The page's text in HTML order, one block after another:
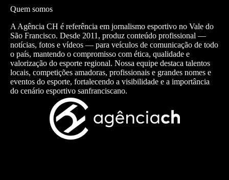
Quem somos
A Agência CH é referência em jornalismo esportivo no Vale do
São Francisco. Desde 2011, produz conteúdo profissional —
notícias, fotos e vídeos — para veículos de comunicação de todo
o país, mantendo o compromisso com ética, qualidade e
valorização do esporte regional. Nossa equipe destaca talentos
locais, competições amadoras, profissionais e grandes nomes e
eventos do esporte, fortalecendo a visibilidade e a importância
do cenário esportivo sanfranciscano.